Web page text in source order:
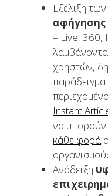
Εξέλιξη
αφήγησης
– Live, 360,
χρηστών,
παράδειγμα
Instant
να
κάθε φορά
Ανάδειξη